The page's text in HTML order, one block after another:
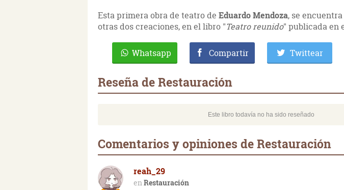
Esta primera obra de teatro de Eduardo Mendoza, se
otras dos creaciones, en el libro "Teatro reunido" publicada en
Whatsapp Compartir Twittear
Reseña de Restauración
Este libro todavía no ha sido reseñado
Comentarios y opiniones de Restauración
reah_29
Restauración